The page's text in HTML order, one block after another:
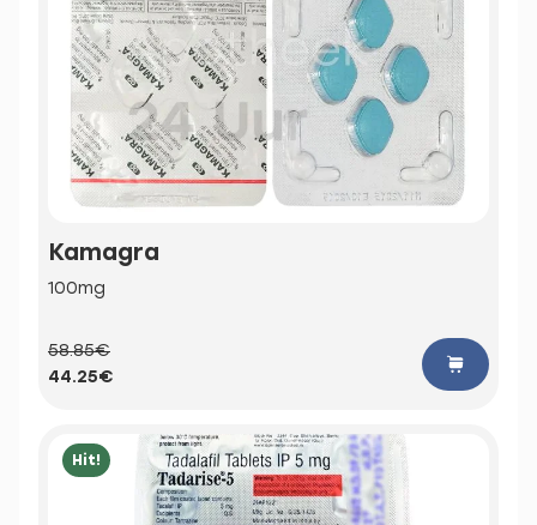
Kamagra
100mg
58.85€
44.25€
Hit!